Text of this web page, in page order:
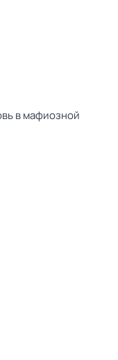
в мафиозной